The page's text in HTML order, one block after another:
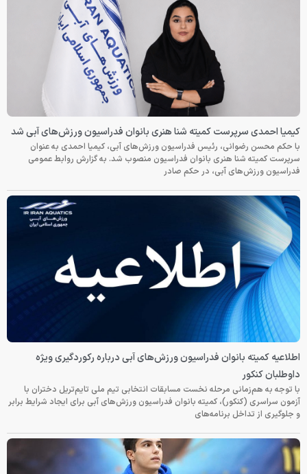
کیمیا احمدی سرپرست کمیته شنا هنری بانوان فدراسیون ورزش‌های آبی شد
با حکم محسن رضوانی، رئیس فدراسیون ورزش‌های آبی، کیمیا احمدی به عنوان
سرپرست کمیته شنا هنری بانوان فدراسیون منصوب شد. به گزارش روابط عمومی
فدراسیون ورزش‌های آبی، در حکم صادر
اطلاعیه کمیته بانوان فدراسیون ورزش‌های آبی درباره رکوردگیری ویژه
داوطلبان کنکور
با توجه به هم‌زمانی مرحله نخست مسابقات انتخابی تیم ملی تایم‌تریل دختران با
آزمون سراسری (کنکور)، کمیته بانوان فدراسیون ورزش‌های آبی برای ایجاد شرایط برابر
و جلوگیری از تداخل برنامه‌های